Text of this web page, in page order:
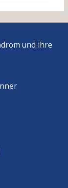
und ihre